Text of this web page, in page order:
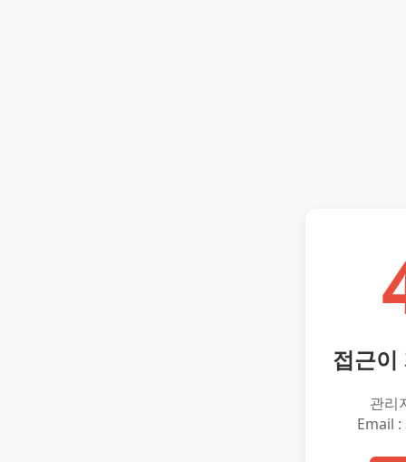
접근이
관리
Email